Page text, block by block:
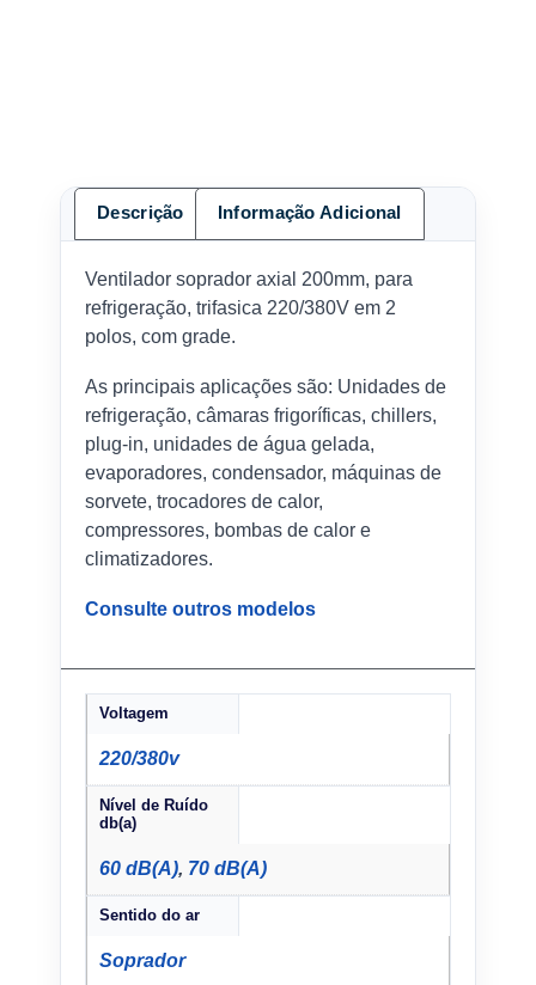
Descrição Informação Adicional
Ventilador soprador axial 200mm, para
refrigeração, trifasica 220/380V em 2
polos, com grade.
As principais aplicações são: Unidades de
refrigeração, câmaras frigoríficas, chillers,
plug-in, unidades de água gelada,
evaporadores, condensador, máquinas de
sorvete, trocadores de calor,
compressores, bombas de calor e
climatizadores.
Consulte outros modelos
Voltagem
220/380v
Nível de Ruído
db(a)
60 dB(A), 70 dB(A)
Sentido do ar
Soprador